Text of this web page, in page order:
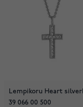
Lempikoru Heart
39 066 00 500